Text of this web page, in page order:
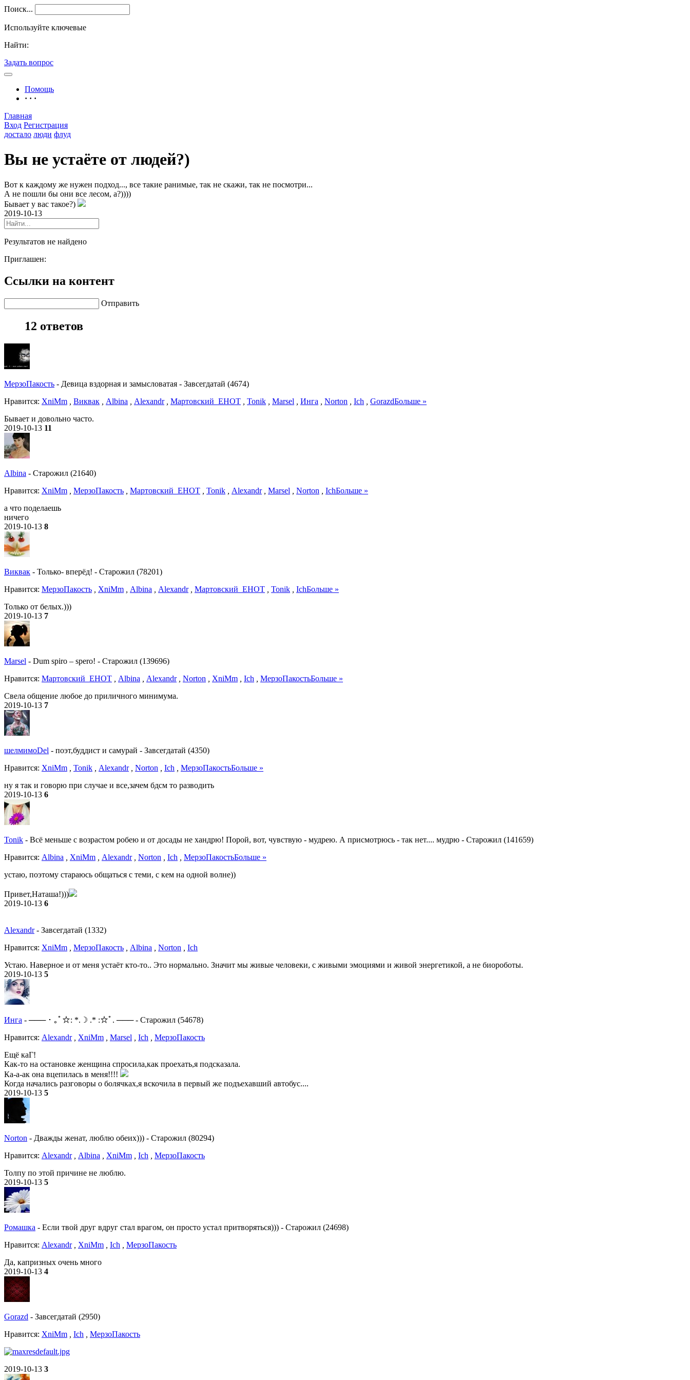
Поиск...
Используйте ключевые
Найти:
Задать вопрос
Помощь
· · ·
Главная
Вход Регистрация
достало люди флуд
Вы не устаёте от людей?)
Вот к каждому же нужен подход..., все такие ранимые, так не скажи, так не посмотри...
А не пошли бы они все лесом, а?))))
Бывает у вас такое?)
2019-10-13
Результатов не найдено
Приглашен:
Ссылки на контент
Отправить
12 ответов
МерзоПакость - Девица вздорная и замысловатая - Завсегдатай (4674)
Нравитcя: XniMm Виквак Albina Alexandr Мартовский_ЕНОТ Tonik Marsel Инга Norton Ich GorazdБольше »
Бывает и довольно часто.
2019-10-13 11
Albina - Старожил (21640)
Нравитcя: XniMm МерзоПакость Мартовский_ЕНОТ Tonik Alexandr Marsel Norton IchБольше »
а что поделаешь
ничего
2019-10-13 8
Виквак - Только- вперёд! - Старожил (78201)
Нравитcя: МерзоПакость XniMm Albina Alexandr Мартовский_ЕНОТ Tonik IchБольше »
Только от белых.)))
2019-10-13 7
Marsel - Dum spiro – spero! - Старожил (139696)
Нравитcя: Мартовский_ЕНОТ Albina Alexandr Norton XniMm Ich МерзоПакостьБольше »
Свела общение любое до приличного минимума.
2019-10-13 7
шелмимоDel - поэт,буддист и самурай - Завсегдатай (4350)
Нравитcя: XniMm Tonik Alexandr Norton Ich МерзоПакостьБольше »
ну я так и говорю при случае и все,зачем бдсм то разводить
2019-10-13 6
Tonik - Всё меньше с возрастом робею и от досады не хандрю! Порой, вот, чувствую - мудрею. А присмотрюсь - так нет.... мудрю - Старожил (141659)
Нравитcя: Albina XniMm Alexandr Norton Ich МерзоПакостьБольше »
устаю, поэтому стараюсь общаться с теми, с кем на одной волне))
Привет,Наташа!)))
2019-10-13 6
Alexandr - Завсегдатай (1332)
Нравитcя: XniMm МерзоПакость Albina Norton
Ich
Устаю. Наверное и от меня устаёт кто-то.. Это нормально. Значит мы живые человеки, с живыми эмоциями и живой энергетикой, а не биороботы.
2019-10-13 5
Инга - ─── ･ ｡ﾟ☆: *.☽ .* :☆ﾟ. ─── - Старожил (54678)
Нравитcя: Alexandr XniMm Marsel Ich
МерзоПакость
Ещё каГ!
Как-то на остановке женщина спросила,как проехать,я подсказала.
Ка-а-ак она вцепилась в меня!!!!
Когда начались разговоры о болячках,я вскочила в первый же подъехавший автобус....
2019-10-13 5
Norton - Дважды женат, люблю обеих))) - Старожил (80294)
Нравитcя: Alexandr Albina XniMm Ich
МерзоПакость
Толпу по этой причине не люблю.
2019-10-13 5
Ромашка - Если твой друг вдруг стал врагом, он просто устал притворяться))) - Старожил (24698)
Нравитcя: Alexandr XniMm Ich
МерзоПакость
Да, капризных очень много
2019-10-13 4
Gorazd - Завсегдатай (2950)
Нравитcя: XniMm Ich МерзоПакость
2019-10-13 3